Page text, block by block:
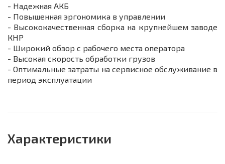
- Надежная АКБ
- Повышенная эргономика в управлении
- Высококачественная сборка на крупнейшем заводе
КНР
- Широкий обзор с рабочего места оператора
- Высокая скорость обработки грузов
- Оптимальные затраты на сервисное обслуживание в
период эксплуатации
Характеристики